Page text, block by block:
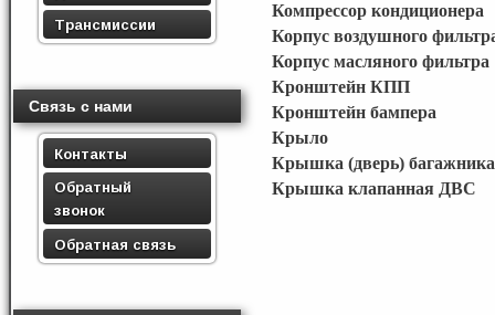
Трансмиссии
Связь с нами
Контакты
Обратный
звонок
Обратная связь
Компрессор кондиционера
Корпус воздушного
Корпус масляного фильтра
Кронштейн КПП
Кронштейн бампера
Крыло
Крышка (дверь) багажника
Крышка клапанная ДВС